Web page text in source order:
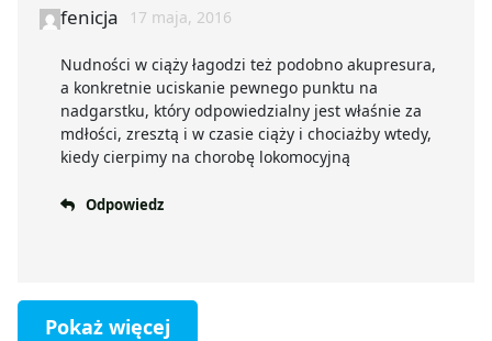
fenicja 17 maja, 2016
Nudności w ciąży łagodzi też podobno akupresura,
a konkretnie uciskanie pewnego punktu na
nadgarstku, który odpowiedzialny jest właśnie za
mdłości, zresztą i w czasie ciąży i chociażby wtedy,
kiedy cierpimy na chorobę lokomocyjną
Odpowiedz
Pokaż więcej